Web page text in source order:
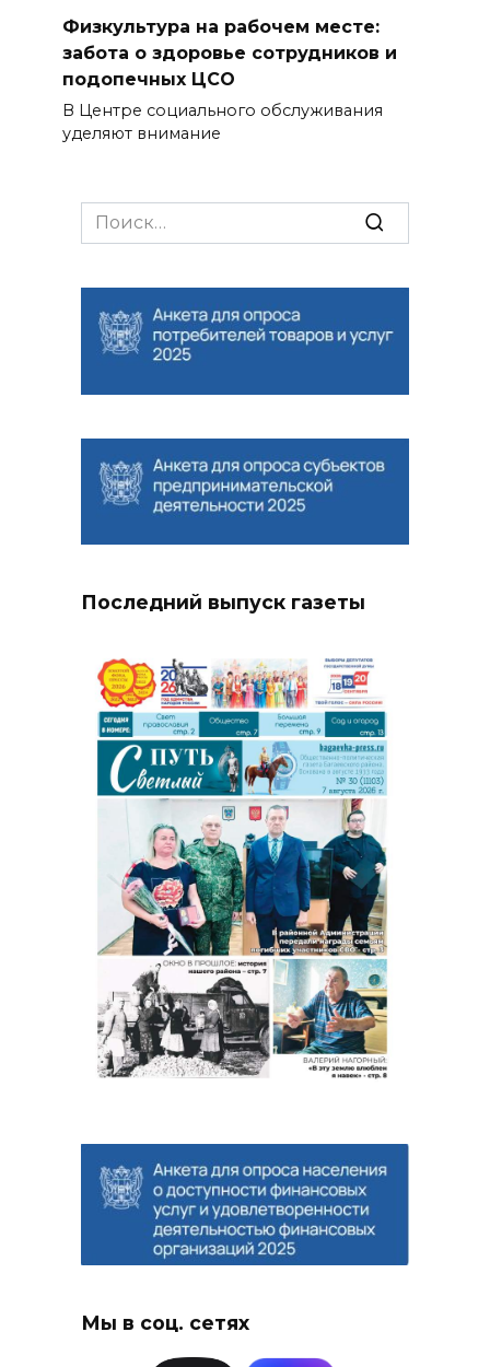
Физкультура на рабочем месте:
забота о здоровье сотрудников и
подопечных ЦСО
В Центре социального обслуживания
уделяют внимание
Search
for:
Последний выпуск газеты
Мы в соц. сетях